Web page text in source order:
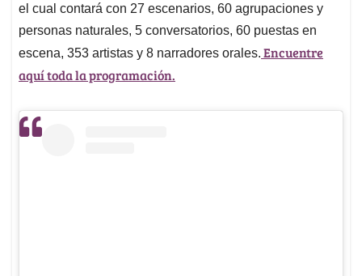
el cual contará con 27 escenarios, 60 agrupaciones y
personas naturales, 5 conversatorios, 60 puestas en
escena, 353 artistas y 8 narradores orales. Encuentre
aquí toda la programación.